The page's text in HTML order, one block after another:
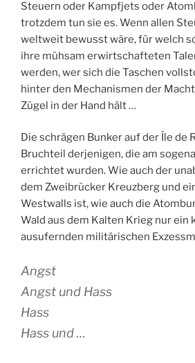
Steuern oder Kampfjets oder
trotzdem tun sie es. Wenn allen
weltweit bewusst wäre, für welch
ihre mühsam erwirtschafteten
werden, wer sich die Taschen
hinter den Mechanismen der
Zügel in der Hand hält …
Die schrägen Bunker auf der Île de
Bruchteil derjenigen, die am
errichtet wurden. Wie auch der
dem Zweibrücker Kreuzberg und
Westwalls ist, wie auch die
Wald aus dem Kalten Krieg nur ein
ausufernden militärischen
Angst
Angst und Hass
Hass
Hass und …